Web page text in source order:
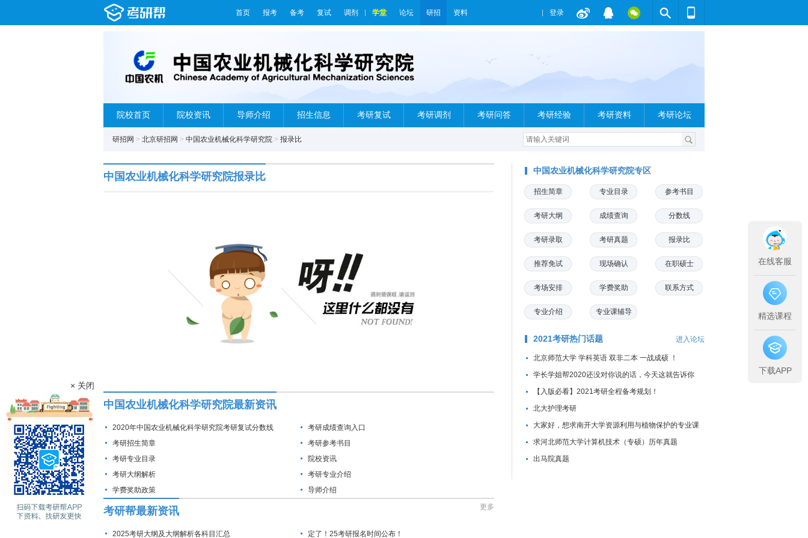
首页 报考 备考 复试 调剂 学堂 论坛 研招 资料 登录
院校首页 院校资讯 导师介绍 招生信息 考研复试 考研调剂 考研问答 考研经验 考研资料 考研论坛
研招网 > 北京研招网 > 中国农业机械化科学研究院 > 报录比
中国农业机械化科学研究院报录比
中国农业机械化科学研究院最新资讯
2020年中国农业机械化科学研究院考研复试分数线
考研成绩查询入口
考研招生简章
考研参考书目
考研专业目录
院校资讯
考研大纲解析
考研专业介绍
学费奖助政策
导师介绍
考研帮最新资讯 更多
2025考研大纲及大纲解析各科目汇总 定了！25考研报名时间公布！
中国农业机械化科学研究院专区
招生简章 专业目录 参考书目
考研大纲 成绩查询 分数线
考研录取 考研真题 报录比
推荐免试 现场确认 在职硕士
考场安排 学费奖助 联系方式
专业介绍 专业课辅导
2021考研热门话题 进入论坛
北京师范大学 学科英语 双非二本 一战成硕 ！
学长学姐帮2020还没对你说的话，今天这就告诉你
【入版必看】2021考研全程备考规划！
北大护理考研
大家好，想求南开大学资源利用与植物保护的专业课
资料...
求河北师范大学计算机技术（专硕）历年真题
出马院真题
× 关闭
在线客服
精选课程
下载APP